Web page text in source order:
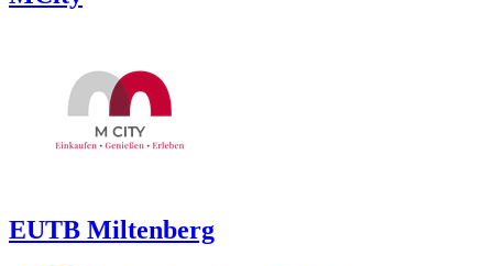
EUTB Miltenberg